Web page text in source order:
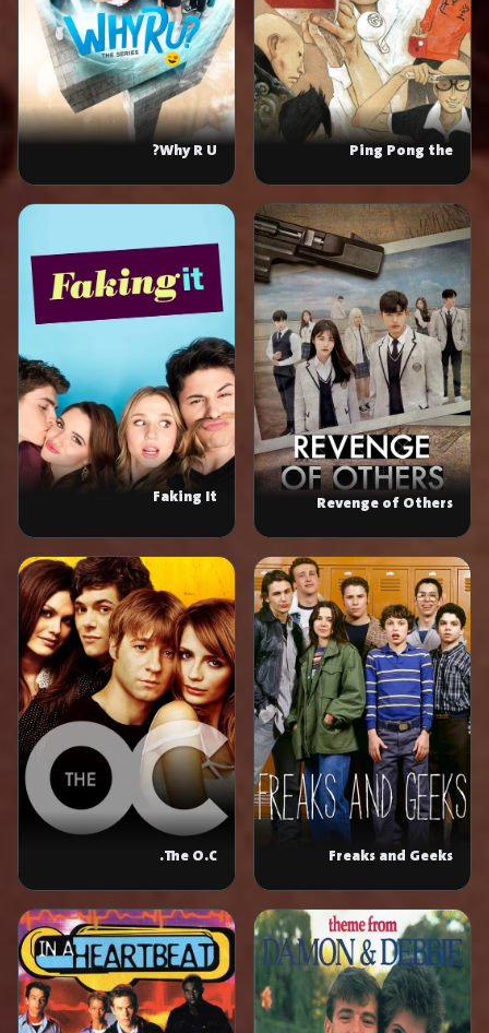
Ping Pong the
Why R U?
Revenge of Others
Faking It
Freaks and Geeks
The O.C.